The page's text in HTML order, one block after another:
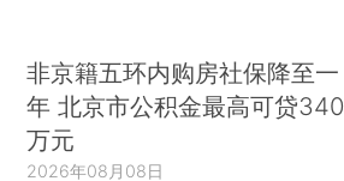
非京籍五环内购房社保降至一
年 北京市公积金最高可贷340
万元
2026年08月08日